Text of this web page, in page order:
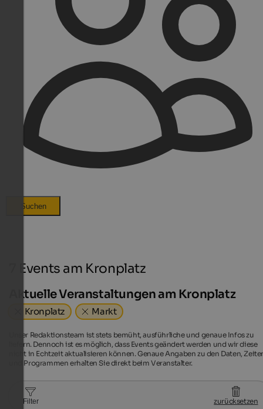
Suchen
7 Events am Kronplatz
Aktuelle Veranstaltungen am Kronplatz
Kronplatz Markt
Unser Redaktionsteam ist stets bemüht, ausführliche und genaue Infos zu
liefern. Dennoch ist es möglich, dass Events geändert werden und wir diese
nicht in Echtzeit aktualisieren können. Genaue Angaben zu den Daten,
und Programmen erhalten Sie direkt beim Veranstalter.
Filter zurücksetzen